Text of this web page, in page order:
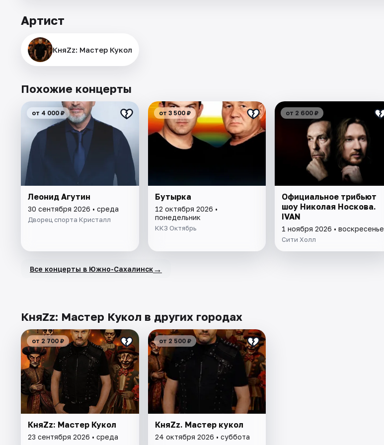
Артист
КняZz: Мастер Кукол
Похожие концерты
от 4 000 ₽
Леонид Агутин
30 сентября 2026 • среда
Дворец спорта Кристалл
от 3 500 ₽
Бутырка
12 октября 2026 •
понедельник
ККЗ Октябрь
от 2 600 ₽
Официальное трибьют
шоу Николая Носкова.
IVAN
1 ноября 2026 • воскресенье
Сити Холл
Все концерты в Южно-Сахалинск→
КняZz: Мастер Кукол в других городах
от 2 700 ₽
КняZz: Мастер Кукол
23 сентября 2026 • среда
от 2 500 ₽
КняZz. Мастер кукол
24 октября 2026 • суббота